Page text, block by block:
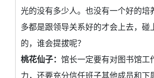
光的没有多少人。也没有一个好的培
多都是跟领导关系好的才会上去，碰
的，谁会提拔呢？
桃花仙子： 馆长一定要有对图书馆工
力，还要充分信任班子其他成员和下